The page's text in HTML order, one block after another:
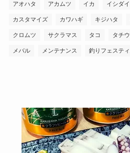
アオハタ アカムツ イカ イシダイ
カスタマイズ カワハギ キジハタ
クロムツ サクラマス タコ タチ
メバル メンテナンス 釣りフェステ